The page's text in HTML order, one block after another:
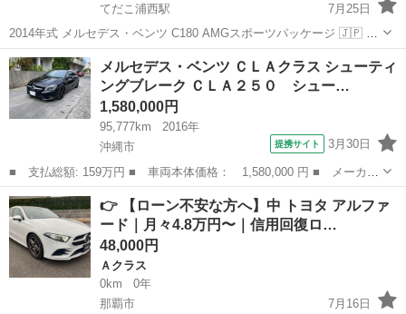
てだこ浦西駅
7月25日
2014年式 メルセデス・ベンツ C180 AMGスポーツパッケージ 🇯🇵 状
態の良い2014年式 メルセデス・ベンツ C180 AMGスポーツパッケージ
を販売します。定期的にメンテナンスを行っており、走行状態は非常
に...
沖縄 中頭郡 てだこ浦西駅
メルセデス・ベンツ ＣＬＡクラス シューティ
ングブレーク ＣＬＡ２５０ シュー…
1,580,000円
95,777km
2016年
沖縄市
提携サイト 3月30日
■ 支払総額: 159万円 ■ 車両本体価格： 1,580,000 円 ■ メーカー
名： メルセデス・ベンツ ■ 車種名： ＣＬＡクラス シューティン
グブレーク ■ グレード名： ＣＬＡ２５０ シューティングブレー
ク ■ ...
沖縄 沖縄市 ベンツ（メルセデス）
👉 【ローン不安な方へ】中 トヨタ アルファ
ード｜月々4.8万円〜｜信用回復ロ…
48,000円
Ａクラス
0km
0年
那覇市
7月16日